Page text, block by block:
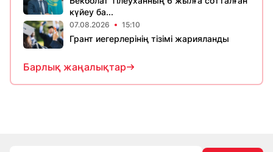
күйеу ба...
07.08.2026 15:10
Грант иегерлерінің тізімі жарияланды
Барлық жаңалықтар